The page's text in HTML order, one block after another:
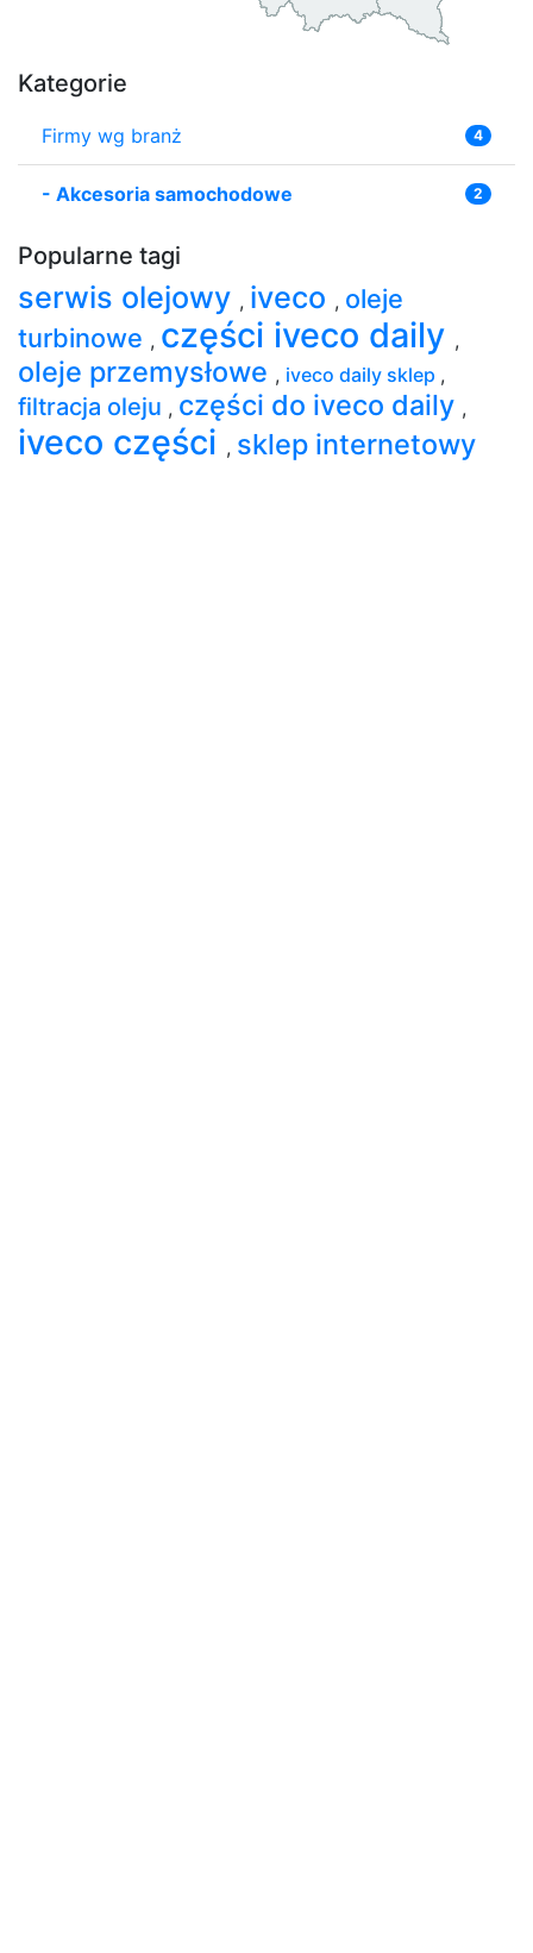
Kategorie
Firmy wg branż 4
- Akcesoria samochodowe 2
Popularne tagi
serwis olejowy , iveco , oleje
turbinowe , części iveco daily ,
oleje przemysłowe , iveco daily sklep ,
filtracja oleju , części do iveco daily ,
iveco części , sklep internetowy